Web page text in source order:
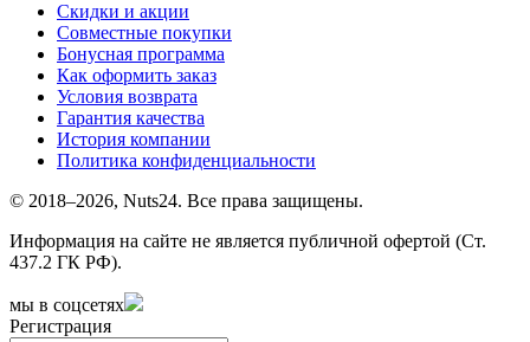
Скидки и акции
Совместные покупки
Бонусная программа
Как оформить заказ
Условия возврата
Гарантия качества
История компании
Политика конфиденциальности
© 2018–2026, Nuts24. Все права защищены.
Информация на сайте не является публичной офертой (Ст.
437.2 ГК РФ).
мы в соцсетях
Регистрация